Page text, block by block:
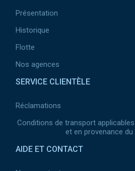
Présentation
Historique
Flotte
Nos agences
SERVICE CLIENTÈLE
Réclamations
Conditions de transport
et en provenance du
AIDE ET CONTACT